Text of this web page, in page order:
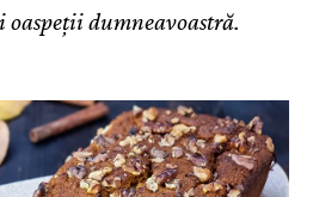
dumneavoastră.